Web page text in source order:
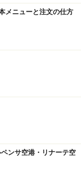
る建物の中にあり
、モダンでシッ
居心地良く、部屋
にも和みます。
リ中央駅前の大通
、メディナ通り沿
リや王宮、ガレリ
楽々徒歩でアクセ
メニューと注文の仕方
ンサ空港・リナーテ空